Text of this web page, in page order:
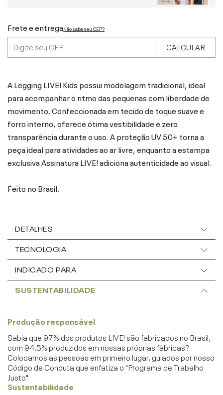
Frete e entregaNão sabe seu CEP?
CALCULAR
A Legging LIVE! Kids possui modelagem tradicional, ideal
para acompanhar o ritmo das pequenas com liberdade de
movimento. Confeccionada em tecido de toque suave e
forro interno, oferece ótima vestibilidade e zero
transparência durante o uso. A proteção UV 50+ torna a
peça ideal para atividades ao ar livre, enquanto a estampa
exclusiva Assinatura LIVE! adiciona autenticidade ao visual.
Feito no Brasil.
DETALHES
TECNOLOGIA
INDICADO PARA
SUSTENTABILIDADE
Produção responsável
Sabia que 97% dos produtos LIVE! são fabricados no Brasil,
com 94,5% produzidos em nossas próprias fábricas?
Colocamos as pessoas em primeiro lugar, guiados por nosso
Código de Conduta que enfatiza o "Programa de Trabalho
Justo".
Sustentabilidade